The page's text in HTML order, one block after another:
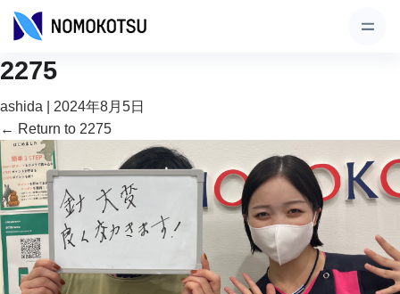
2275
ashida
2024年8月5日
← Return to 2275